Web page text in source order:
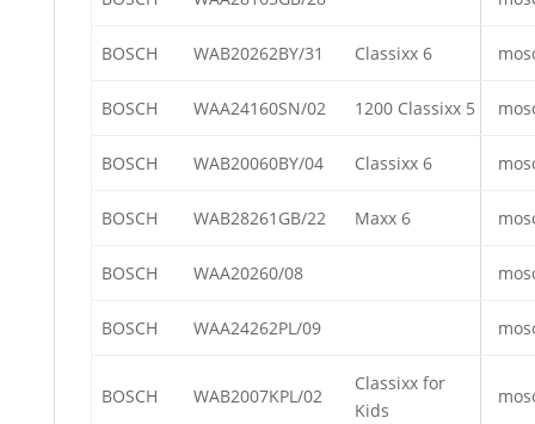
BOSCH WAB20262BY/31 Classixx 6
BOSCH WAA24160SN/02 1200 Classixx 5
BOSCH WAB20060BY/04 Classixx 6
BOSCH WAB28261GB/22 Maxx 6
BOSCH WAA20260/08
BOSCH WAA24262PL/09
BOSCH WAB2007KPL/02
Classixx for
Kids